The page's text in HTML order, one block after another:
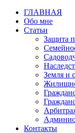
ГЛАВНАЯ
Обо мне
Статьи
Защита
Земля и
Контакты